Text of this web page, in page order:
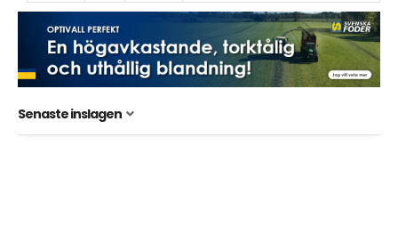
Senaste inslagen